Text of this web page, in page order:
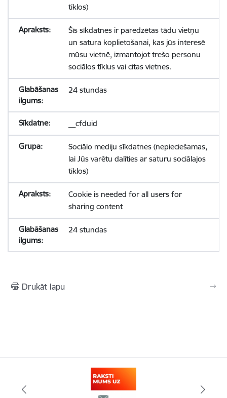
tīklos)
Šīs sīkdatnes ir paredzētas tādu vietņu
un satura koplietošanai, kas jūs interesē
mūsu vietnē, izmantojot trešo personu
sociālos tīklus vai citas vietnes.
24 stundas
__cfduid
Sociālo mediju sīkdatnes (nepieciešamas,
lai Jūs varētu dalīties ar saturu sociālajos
tīklos)
Cookie is needed for all users for
sharing content
24 stundas
Drukāt lapu